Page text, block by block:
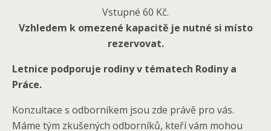
Vstupné 60 Kč.
Vzhledem k omezené kapacitě je nutné si místo
rezervovat.
Letnice podporuje rodiny v tématech Rodiny a
Práce.
Konzultace s odborníkem jsou zde právě pro vás.
Máme tým zkušených odborníků, kteří vám mohou